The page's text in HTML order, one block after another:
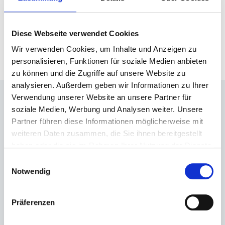
Diese Webseite verwendet Cookies
Wir verwenden Cookies, um Inhalte und Anzeigen zu
personalisieren, Funktionen für soziale Medien anbieten
zu können und die Zugriffe auf unsere Website zu
analysieren. Außerdem geben wir Informationen zu Ihrer
Verwendung unserer Website an unsere Partner für
soziale Medien, Werbung und Analysen weiter. Unsere
Partner führen diese Informationen möglicherweise mit
weiteren Daten zusammen, die Sie ihnen bereitgestellt
Notwendig
Präferenzen
Weitere News
Neuigkeiten rund um Umwelt-Compliance und